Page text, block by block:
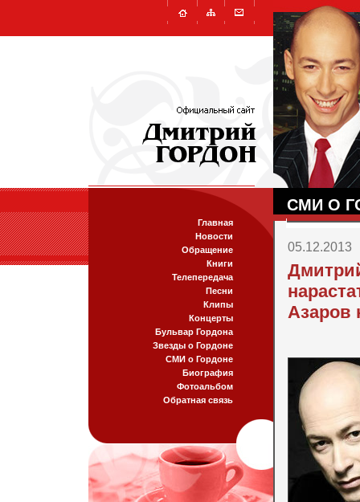
Главная
Новости
Обращение
Книги
Телепередача
Песни
Клипы
Концерты
Бульвар Гордона
Звезды о Гордоне
СМИ о Гордоне
Биография
Фотоальбом
Обратная связь
СМИ О
05.12.2013
Азаров